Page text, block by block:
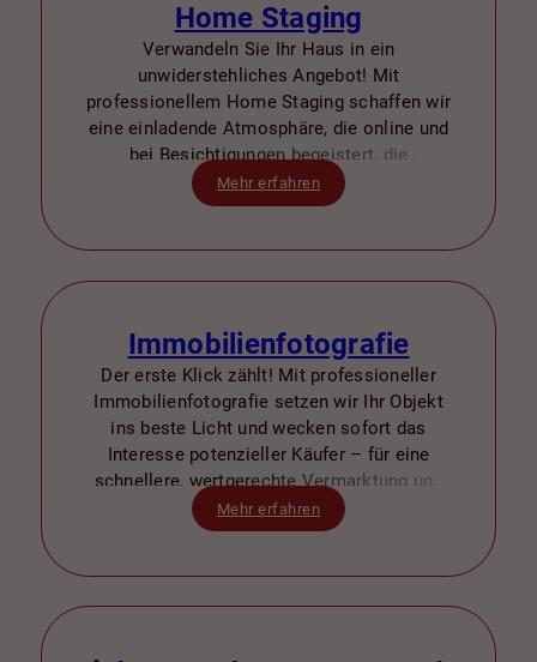
Home Staging
Verwandeln Sie Ihr Haus in ein
unwiderstehliches Angebot! Mit
professionellem Home Staging schaffen wir
eine einladende Atmosphäre, die online und
bei Besichtigungen begeistert, die
Wertigkeit steigert und den Verkauf
beschleunigt.
Mehr erfahren
Immobilienfotografie
Der erste Klick zählt! Mit professioneller
Immobilienfotografie setzen wir Ihr Objekt
ins beste Licht und wecken sofort das
Interesse potenzieller Käufer – für eine
schnellere, wertgerechte Vermarktung und
einen erfolgreichen Verkauf.
Mehr erfahren